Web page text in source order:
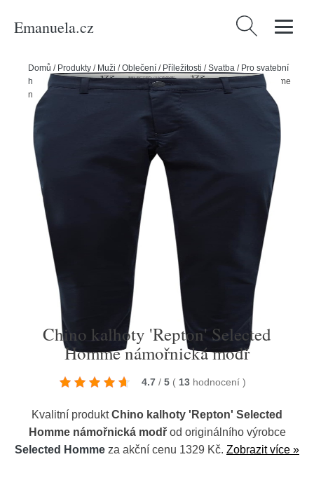
Emanuela.cz Vyhledávání
Domů / Produkty / Muži /Oblečení / Příležitosti /Svatba / Pro svatební
hosty/ Spodní díly/ Chinos/Chino kalhoty 'Repton' Selected Homme
námořnická modř
Chino kalhoty 'Repton' Selected
Homme námořnická modř
4.7 / 5 ( 13 hodnocení )
Kvalitní produktChino kalhoty 'Repton' Selected
Homme námořnická modřod originálního výrobce
Selected Homme za akční cenu 1329 Kč. Zobrazit více »